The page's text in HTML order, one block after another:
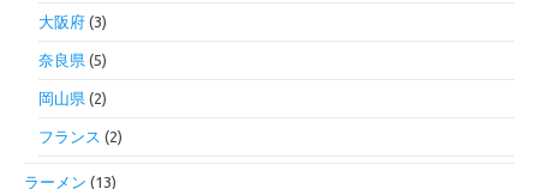
大阪府 (3)
奈良県 (5)
岡山県 (2)
フランス (2)
ラーメン (13)